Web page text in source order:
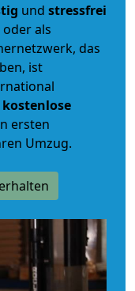
und stressfrei
oder als
das
ist
ersten
Umzug.